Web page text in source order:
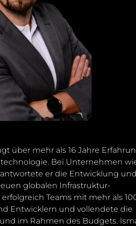
über mehr als 16 Jahre
Bei Unternehmen
er die Entwicklung
globalen Infrastruktur-
Teams mit mehr als
Entwicklern und vollendete die
im Rahmen des Budgets.